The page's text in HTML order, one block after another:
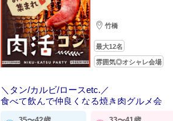
竹橋
最大12名
雰囲気◎オシャレ会場
＼タン/カルビ/ロースetc.／
食べて飲んで仲良くなる焼き肉グルメ会